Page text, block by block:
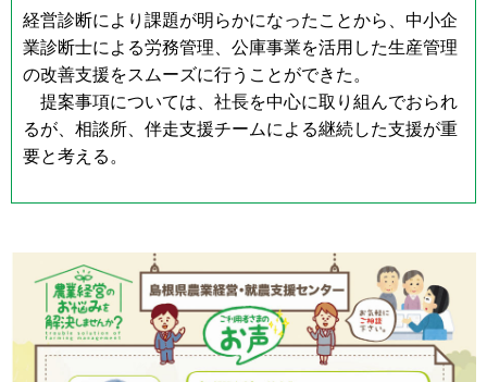
経営診断により課題が明らかになったことから、中小企
業診断士による労務管理、公庫事業を活用した生産管理
の改善支援をスムーズに行うことができた。
提案事項については、社長を中心に取り組んでおられ
るが、相談所、伴走支援チームによる継続した支援が重
要と考える。